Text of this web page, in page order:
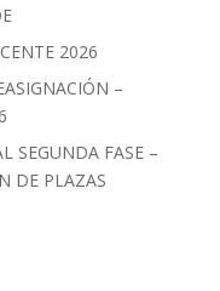
2026
–
SEGUNDA FASE –
DE PLAZAS